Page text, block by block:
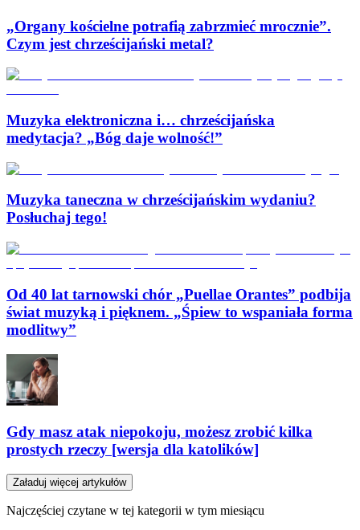
„Organy kościelne potrafią zabrzmieć mrocznie”.
Czym jest chrześcijański metal?
Muzyka elektroniczna i… chrześcijańska
medytacja? „Bóg daje wolność!”
Muzyka taneczna w chrześcijańskim wydaniu?
Posłuchaj tego!
Od 40 lat tarnowski chór „Puellae Orantes” podbija
świat muzyką i pięknem. „Śpiew to wspaniała forma
modlitwy”
Gdy masz atak niepokoju, możesz zrobić kilka
prostych rzeczy [wersja dla katolików]
Załaduj więcej artykułów
Najczęściej czytane w tej kategorii w tym miesiącu